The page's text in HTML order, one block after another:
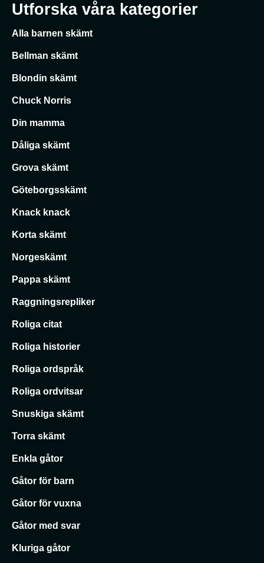
Utforska våra kategorier
Alla barnen skämt
Bellman skämt
Blondin skämt
Chuck Norris
Din mamma
Dåliga skämt
Grova skämt
Göteborgsskämt
Knack knack
Korta skämt
Norgeskämt
Pappa skämt
Raggningsrepliker
Roliga citat
Roliga historier
Roliga ordspråk
Roliga ordvitsar
Snuskiga skämt
Torra skämt
Enkla gåtor
Gåtor för barn
Gåtor för vuxna
Gåtor med svar
Kluriga gåtor